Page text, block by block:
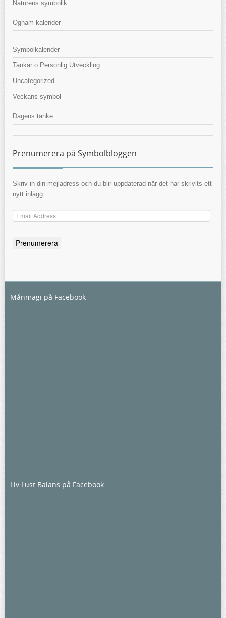
Naturens symbolik
Ogham kalender
Symbolkalender
Tankar o Personlig Utveckling
Uncategorized
Veckans symbol
Dagens tanke
Prenumerera på Symbolbloggen
Skriv in din mejladress och du blir uppdaterad när det har skrivits ett
nytt inlägg
Email
Månmagi på Facebook
Liv Lust Balans på Facebook